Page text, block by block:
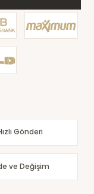
Gönderi
ve Değişim